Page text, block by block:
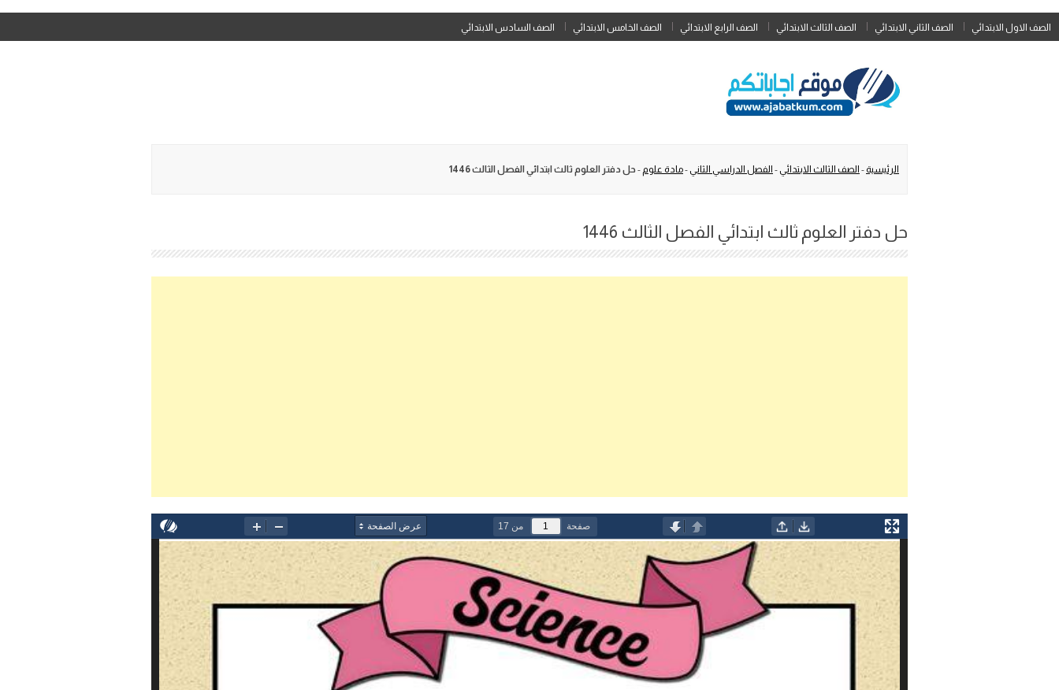
Skip
to
الصف الاول الابتدائي الصف الثاني الابتدائي الصف الثالث الابتدائي الصف الرابع الابتدائي الصف الخامس الابتدائي الصف السادس الابتدائي
الرئيسية - الصف الثالث الابتدائي - الفصل الدراسي الثاني -مادة علوم -حل دفتر العلوم ثالث ابتدائي الفصل الثالث 1446
حل دفتر العلوم ثالث ابتدائي الفصل الثالث 1446